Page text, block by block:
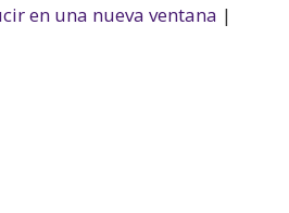
en una nueva ventana |